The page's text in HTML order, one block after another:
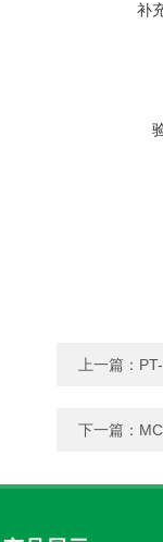
补
上一篇：
下一篇：